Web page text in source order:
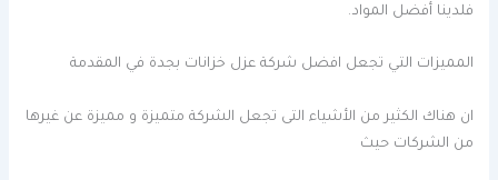
فلدينا أفضل المواد.
المميزات التي تجعل افضل شركة عزل خزانات بجدة في المقدمة
ان هناك الكثير من الأشياء التى تجعل الشركة متميزة و مميزة عن غيرها
من الشركات حيث